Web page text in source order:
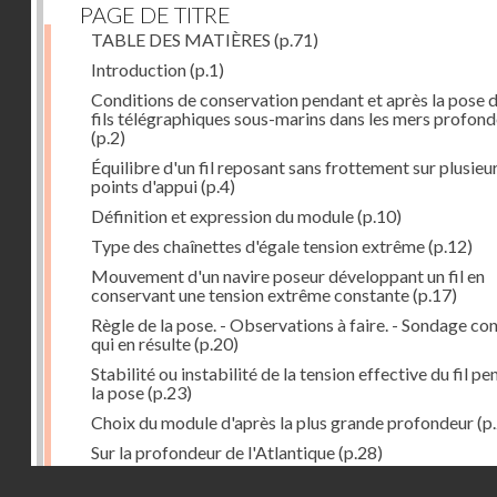
PAGE DE TITRE
TABLE DES MATIÈRES (p.71)
Introduction(p.1)
Conditions de conservation pendant et après la pose
fils télégraphiques sous-marins dans les mers
(p.2)
Équilibre d'un fil reposant sans frottement sur
points d'appui(p.4)
Définition et expression du module(p.10)
Type des chaînettes d'égale tension extrême(p.12)
Mouvement d'un navire poseur développant un fil en
conservant une tension extrême constante(p.17)
Règle de la pose. - Observations à faire. - Sondage
qui en résulte(p.20)
Stabilité ou instabilité de la tension effective du fil
la pose(p.23)
Choix du module d'après la plus grande profondeur
Sur la profondeur de l'Atlantique(p.28)